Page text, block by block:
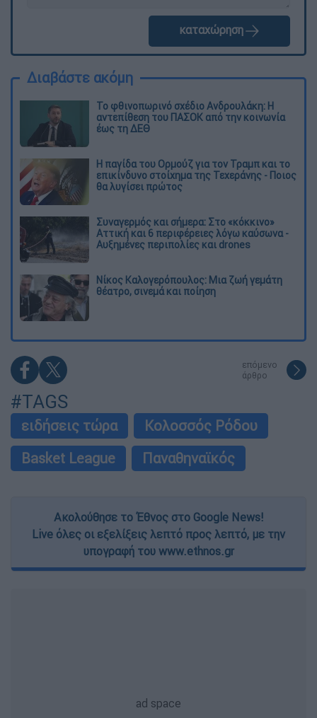
καταχώρηση
Διαβάστε ακόμη
Το φθινοπωρινό σχέδιο Ανδρουλάκη: Η
αντεπίθεση του ΠΑΣΟΚ από την κοινωνία
έως τη ΔΕΘ
Η παγίδα του Ορμούζ για τον Τραμπ και το
επικίνδυνο στοίχημα της Τεχεράνης - Ποιος
θα λυγίσει πρώτος
Συναγερμός και σήμερα: Στο «κόκκινο»
Αττική και 6 περιφέρειες λόγω καύσωνα -
Αυξημένες περιπολίες και drones
Νίκος Καλογερόπουλος: Μια ζωή γεμάτη
θέατρο, σινεμά και ποίηση
επόμενο
άρθρο
#TAGS
ειδήσεις τώρα
Κολοσσός Ρόδου
Basket League
Παναθηναϊκός
Ακολούθησε το Έθνος στο Google News!
Live όλες οι εξελίξεις λεπτό προς λεπτό, με την
υπογραφή του www.ethnos.gr